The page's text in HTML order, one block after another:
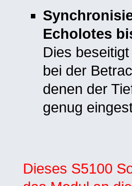
Echolotes
Dies
bei der
denen der
genug
Dieses S5100